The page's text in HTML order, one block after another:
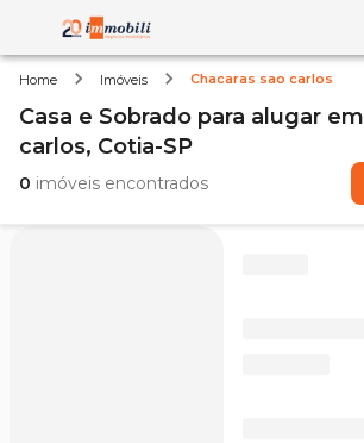
Home Imóveis Chacaras sao carlos
Casa e Sobrado para alugar em
carlos, Cotia-SP
0 imóveis encontrados